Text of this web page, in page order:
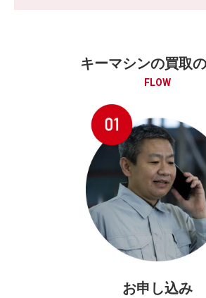
キーマシンの買取
FLOW
お申し込み